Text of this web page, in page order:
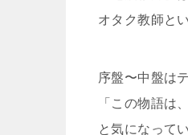
オタク教師と
序盤〜中盤は
「この物語は
と気になって